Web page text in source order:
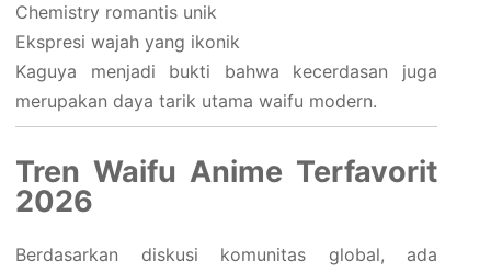
Chemistry romantis unik
Ekspresi wajah yang ikonik
Kaguya menjadi bukti bahwa kecerdasan juga
merupakan daya tarik utama waifu modern.
Tren Waifu Anime Terfavorit
2026
Berdasarkan diskusi komunitas global, ada